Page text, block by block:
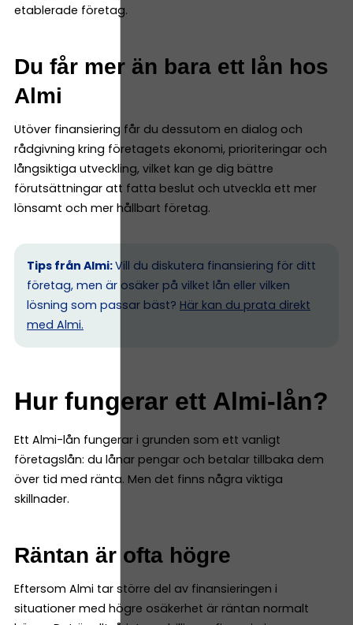
etablerade företag.
Du får mer än bara ett lån hos
Almi
Utöver finansiering får du dessutom en dialog och
rådgivning kring företagets ekonomi, prioriteringar och
långsiktiga utveckling, vilket kan ge dig bättre
förutsättningar att fatta beslut och utveckla ett mer
lönsamt och mer hållbart företag.
Tips från Almi:Vill du diskutera finansiering för ditt
företag, men är osäker på vilket lån eller vilken
lösning som passar bäst? Här kan du prata direkt
med Almi.
Hur fungerar ett Almi-lån?
Ett Almi-lån fungerar i grunden som ett vanligt
företagslån: du lånar pengar och betalar tillbaka dem
över tid med ränta. Men det finns några viktiga
skillnader.
Räntan är ofta högre
Eftersom Almi tar större del av finansieringen i
situationer med högre osäkerhet är räntan normalt